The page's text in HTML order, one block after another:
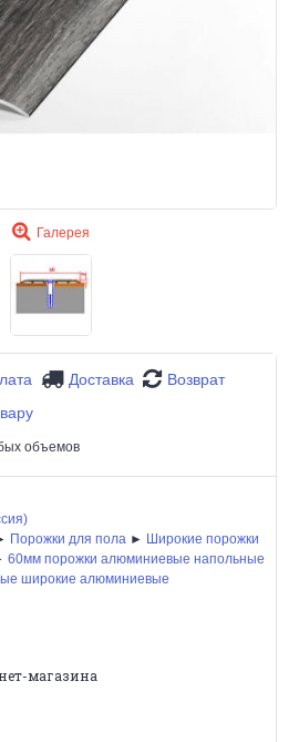
Галерея
Доставка
Возврат
объемов
Порожки для пола ► Широкие порожки
60мм порожки алюминиевые напольные
широкие алюминиевые
магазина